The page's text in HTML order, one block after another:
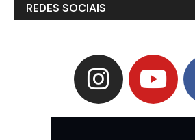
REDES SOCIAIS